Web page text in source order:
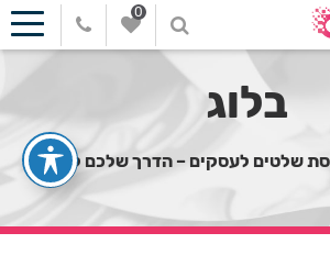
0
בלוג
שלטים לעסקים – הדרך שלכם ליצור